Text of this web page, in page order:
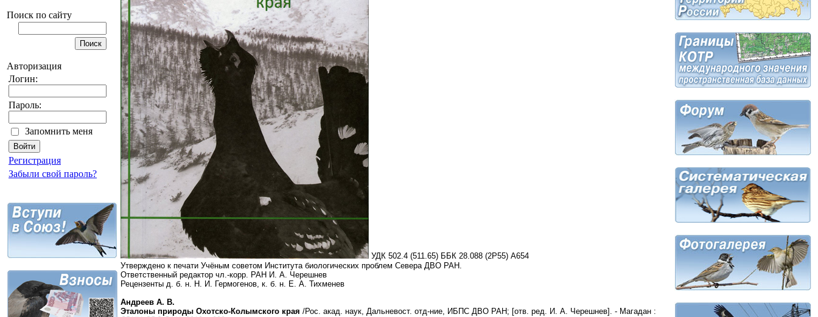
Поиск по сайту
Авторизация
Логин:
Пароль:
Запомнить меня
Регистрация
Забыли свой пароль?
УДК 502.4 (511.65) ББК 28.088 (2Р55) А654
Утверждено к печати Учёным советом Института биологических проблем Севера ДВО РАН.
Ответственный редактор чл.-корр. РАН И. А. Черешнев
Рецензенты д. б. н. Н. И. Гермогенов, к. б. н. Е. А. Тихменев
Андреев А. В.
Эталоны природы Охотско-Колымского края /Рос. акад. наук, Дальневост. отд-ние, ИБПС ДВО РАН; [отв. ред. И. А. Черешнев]. - Магадан :